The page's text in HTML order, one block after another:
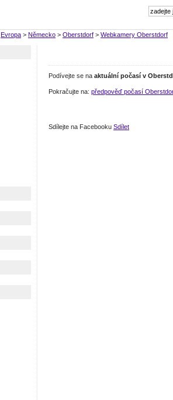
Evropa > Německo > Oberstdorf > Webkamery Oberstdorf
Podívejte se na aktuální počasí v
Pokračujte na: předpověď počasí
Sdílejte na Facebooku Sdílet